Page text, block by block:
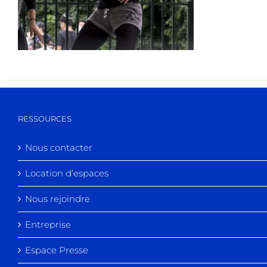
RESSOURCES
Nous contacter
Location d’espaces
Nous rejoindre
Entreprise
Espace Presse